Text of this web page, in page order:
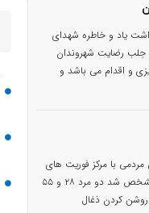
یاد و خاطره شهدای
جلب رضایت شهروندان
و اقدام می باشد و
با مرکز فوریت های
پلیس مبنی بر فوت مشکوک ۲ نفر در روستای تازه آباد ،کردکوه مشخص شد دو مرد ۲۸ و ۵۵
کردن ذغال